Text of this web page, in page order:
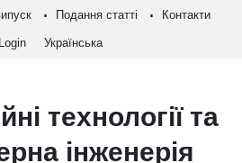
Подання статті Контакти
Login Українська
технології та
інженерія